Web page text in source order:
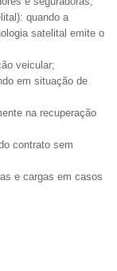
quando a
satelital emite o
veicular;
em situação de
na recuperação
contrato sem
e cargas em casos